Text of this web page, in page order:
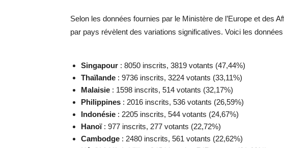
Selon les données fournies par le Ministère de l’Europe et des
par pays révèlent des variations significatives. Voici les
Singapour : 8050 inscrits, 3819 votants (47,44%)
Thaïlande : 9736 inscrits, 3224 votants (33,11%)
Malaisie : 1598 inscrits, 514 votants (32,17%)
Philippines : 2016 inscrits, 536 votants (26,59%)
Indonésie : 2205 inscrits, 544 votants (24,67%)
Hanoï: 977 inscrits, 277 votants (22,72%)
Cambodge : 2480 inscrits, 561 votants (22,62%)